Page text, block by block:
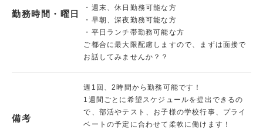
勤務時間・曜日
・週末、休日勤務可能な方
・早朝、深夜勤務可能な方
・平日ランチ帯勤務可能な方
ご都合に最大限配慮しますので、まずは面接で
お話してみませんか？？
備考
週1回、2時間から勤務可能です！
1週間ごとに希望スケジュールを提出できるの
で、部活やテスト、お子様の学校行事、プライ
ベートの予定に合わせて柔軟に働けます！